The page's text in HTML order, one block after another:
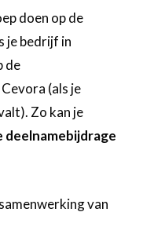
doen op de
je bedrijf in
de
(als je
Zo kan je
deelnamebijdrage
van